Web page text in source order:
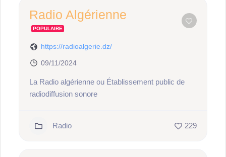
Radio Algérienne
POPULAIRE
https://radioalgerie.dz/
09/11/2024
La Radio algérienne ou Établissement public de
radiodiffusion sonore
Radio 229